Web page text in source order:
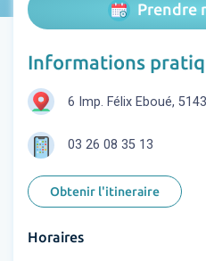
Prendre
Informations
6 Imp. Félix Eboué,
03 26 08 35 13
Obtenir l'itineraire
Horaires